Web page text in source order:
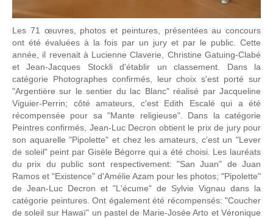
Les 71 œuvres, photos et peintures, présentées au concours
ont été évaluées à la fois par un jury et par le public. Cette
année, il revenait à Lucienne Claverie, Christine Gatuing-Clabé
et Jean-Jacques Stockli d'établir un classement. Dans la
catégorie Photographes confirmés, leur choix s'est porté sur
"Argentière sur le sentier du lac Blanc" réalisé par Jacqueline
Viguier-Perrin; côté amateurs, c'est Edith Escalé qui a été
récompensée pour sa "Mante religieuse". Dans la catégorie
Peintres confirmés, Jean-Luc Decron obtient le prix de jury pour
son aquarelle "Pipolette" et chez les amateurs, c'est un "Lever
de soleil" peint par Gisèle Bégorre qui a été choisi. Les lauréats
du prix du public sont respectivement: "San Juan" de Juan
Ramos et "Existence" d'Amélie Azam pour les photos; "Pipolette"
de Jean-Luc Decron et "L'écume" de Sylvie Vignau dans la
catégorie peintures. Ont également été récompensés: "Coucher
de soleil sur Hawaï" un pastel de Marie-Josée Arto et Véronique